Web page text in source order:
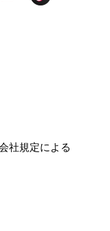
社規定による